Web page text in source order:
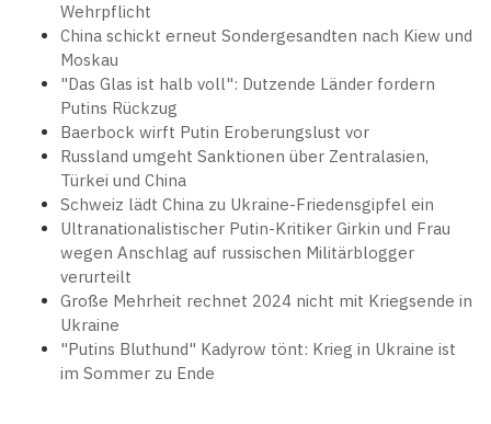
Wehrpflicht
China schickt erneut Sondergesandten nach Kiew und
Moskau
"Das Glas ist halb voll": Dutzende Länder fordern
Putins Rückzug
Baerbock wirft Putin Eroberungslust vor
Russland umgeht Sanktionen über Zentralasien,
Türkei und China
Schweiz lädt China zu Ukraine-Friedensgipfel ein
Ultranationalistischer Putin-Kritiker Girkin und Frau
wegen Anschlag auf russischen Militärblogger
verurteilt
Große Mehrheit rechnet 2024 nicht mit Kriegsende in
Ukraine
"Putins Bluthund" Kadyrow tönt: Krieg in Ukraine ist
im Sommer zu Ende